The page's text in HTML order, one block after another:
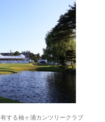
する袖ヶ浦カンツリークラブ